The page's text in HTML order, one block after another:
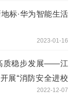
标·华为智能生活
2023-01-16
质稳步发展——江
展“消防安全进校
2022-12-07